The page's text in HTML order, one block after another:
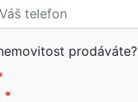
prodáváte?